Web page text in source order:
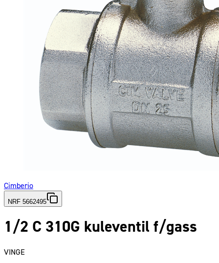
Cimberio
NRF 5662495
1/2 C 310G kuleventil f/gass
VINGE